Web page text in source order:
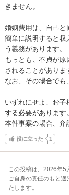
きません。
婚姻費用は、自己と
簡単に説明すると収
う義務があります。
もっとも、不貞が
されることがありま
なお、その場合でも
いずれにせよ、お子
する必要があります。
本件事案の場合、弁
役に立った 1
この投稿は、2026年5
ご自身の責任のもと
たします。